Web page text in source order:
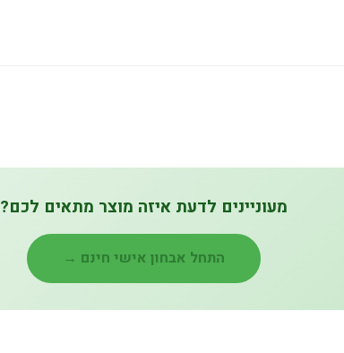
מעוניינים לדעת איזה מוצר מתאים לכם?
התחל אבחון אישי חינם →